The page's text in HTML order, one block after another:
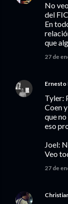
No
del
En
que
27 de
Ernesto
Tyler:
Coen
que
eso
Joel:
Veo
27 de